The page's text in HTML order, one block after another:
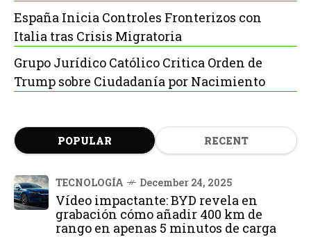
España Inicia Controles Fronterizos con
Italia tras Crisis Migratoria
Grupo Jurídico Católico Critica Orden de
Trump sobre Ciudadanía por Nacimiento
POPULAR RECENT
TECNOLOGÍA December 24, 2025
Vídeo impactante: BYD revela en
grabación cómo añadir 400 km de
rango en apenas 5 minutos de carga